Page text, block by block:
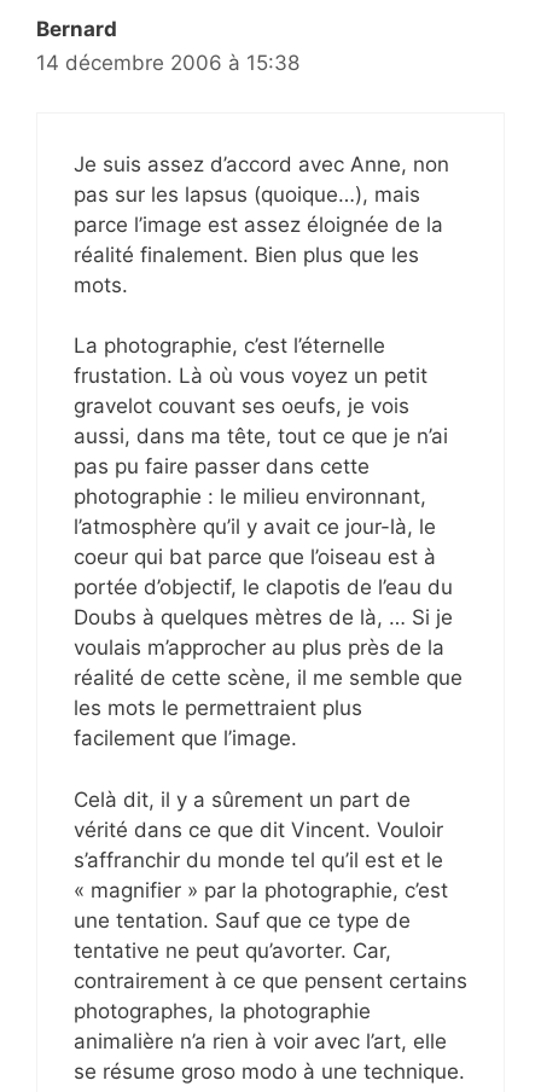
Bernard
14 décembre 2006 à 15:38
Je suis assez d’accord avec Anne, non
pas sur les lapsus (quoique…), mais
parce l’image est assez éloignée de la
réalité finalement. Bien plus que les
mots.
La photographie, c’est l’éternelle
frustation. Là où vous voyez un petit
gravelot couvant ses oeufs, je vois
aussi, dans ma tête, tout ce que je n’ai
pas pu faire passer dans cette
photographie : le milieu environnant,
l’atmosphère qu’il y avait ce jour-là, le
coeur qui bat parce que l’oiseau est à
portée d’objectif, le clapotis de l’eau du
Doubs à quelques mètres de là, … Si je
voulais m’approcher au plus près de la
réalité de cette scène, il me semble que
les mots le permettraient plus
facilement que l’image.
Celà dit, il y a sûrement un part de
vérité dans ce que dit Vincent. Vouloir
s’affranchir du monde tel qu’il est et le
« magnifier » par la photographie, c’est
une tentation. Sauf que ce type de
tentative ne peut qu’avorter. Car,
contrairement à ce que pensent certains
photographes, la photographie
animalière n’a rien à voir avec l’art, elle
se résume groso modo à une technique.